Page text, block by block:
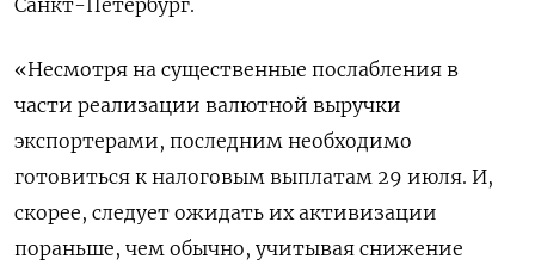
Санкт-Петербург.
«Несмотря на существенные послабления в
части реализации валютной выручки
экспортерами, последним необходимо
готовиться к налоговым выплатам 29 июля. И,
скорее, следует ожидать их активизации
пораньше, чем обычно, учитывая снижение